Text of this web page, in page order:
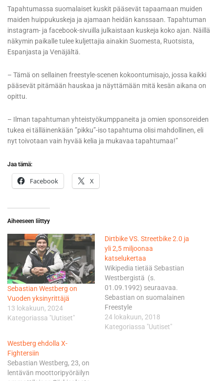
Tapahtumassa suomalaiset kuskit pääsevät tapaamaan muiden
maiden huippukuskeja ja ajamaan heidän kanssaan. Tapahtuman
instagram- ja facebook-sivuilla julkaistaan kuskeja koko ajan. Näillä
näkymin paikalle tulee kuljettajia ainakin Suomesta, Ruotsista,
Espanjasta ja Venäjältä.
– Tämä on sellainen freestyle-scenen kokoontumisajo, jossa kaikki
pääsevät pitämään hauskaa ja näyttämään mitä kesän aikana on
opittu.
– Ilman tapahtuman yhteistyökumppaneita ja omien sponsoreiden
tukea ei tälläinenkään ”pikku”-iso tapahtuma olisi mahdollinen, eli
nyt toivotaan vain hyvää kelia ja mukavaa tapahtumaa!”
Jaa tämä:
Facebook X
Aiheeseen liittyy
Sebastian Westberg on
Vuoden yksinyrittäjä
13 lokakuun, 2024
Kategoriassa "Uutiset"
Dirtbike VS. Streetbike 2.0 ja
yli 2,5 miljoonaa
katselukertaa
Wikipedia tietää Sebastian
Westbergistä (s.
01.09.1992) seuraavaa.
Sebastian on suomalainen
Freestyle
motocrossin ammattilainen.
Hän on syntynyt
24 lokakuun, 2018
Kategoriassa "Uutiset"
Westberg ehdolla X-
Fightersiin
Sebastian Westberg, 23, on
lentävän moottoripyöräilyn